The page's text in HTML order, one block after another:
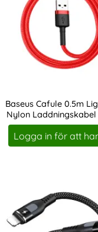
Baseus Cafule 0.5m
Nylon
Art. nr 19374
Logga in för att